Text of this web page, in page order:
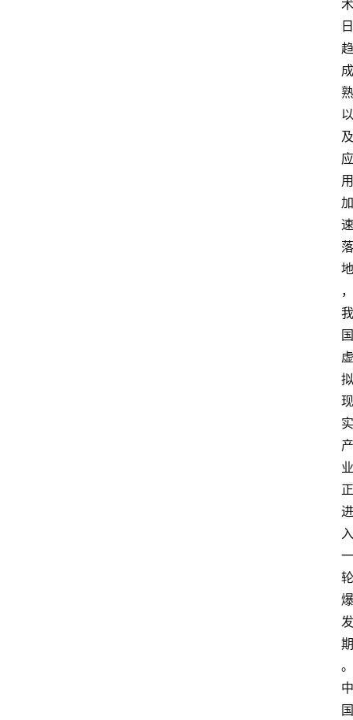
术
日
趋
成
熟
以
及
应
用
加
速
落
地
，
我
国
虚
拟
现
实
产
业
正
进
入
一
轮
爆
发
期
。
中
国